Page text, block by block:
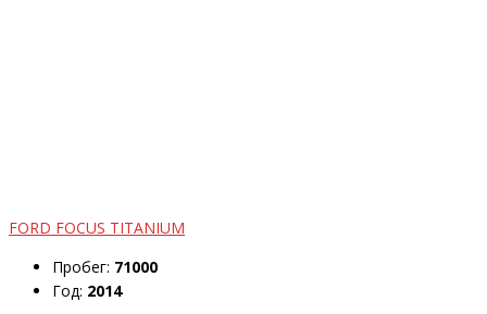
FORD FOCUS TITANIUM
Пробег: 71000
Год: 2014